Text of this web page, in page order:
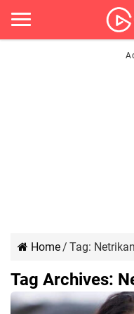
Home/ Tag:
Tag Archives: